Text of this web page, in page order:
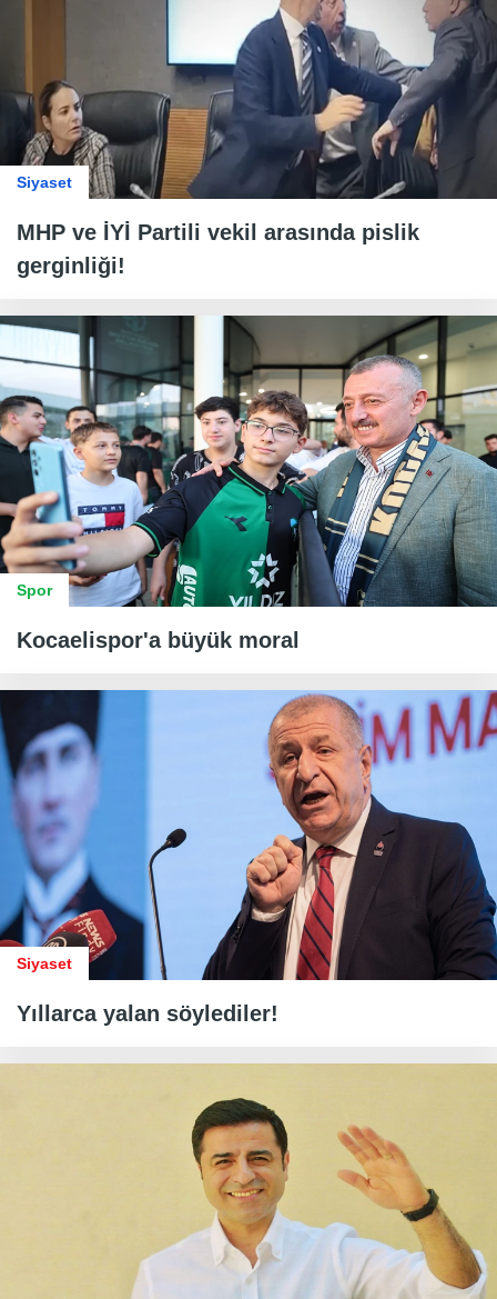
Siyaset
MHP ve İYİ Partili vekil arasında pislik
gerginliği!
Spor
Kocaelispor'a büyük moral
Siyaset
Yıllarca yalan söylediler!